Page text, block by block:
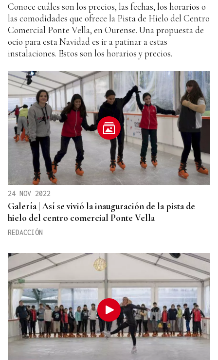
Conoce cuáles son los precios, las fechas, los horarios o
las comodidades que ofrece la Pista de Hielo del Centro
Comercial Ponte Vella, en Ourense. Una propuesta de
ocio para esta Navidad es ir a patinar a estas
instalaciones. Estos son los horarios y precios.
24 NOV 2022
Galería | Así se vivió la inauguración de la pista de
hielo del centro comercial Ponte Vella
REDACCIÓN